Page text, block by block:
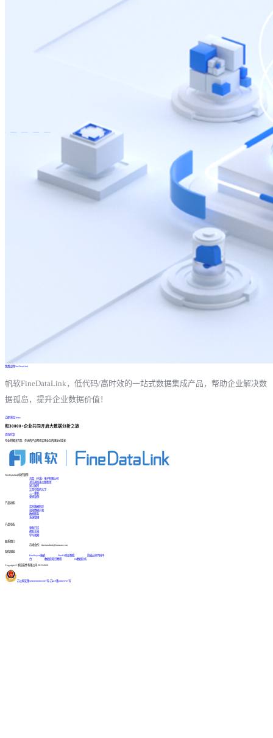
免费试用FineDataLink
帆软FineDataLink，低代码/高时效的一站式数据集成产品，帮助企业解决数
据孤岛，提升企业数据价值！
立即体验Demo
和30000+企业共同开启大数据分析之旅
咨询方案
专业的解决方案、先进的产品帮您实现业务的爆发式增长
FineDataLink标杆案例
台晶（宁波）电子有限公司
某交通高速公路集团
浙江国贸
江西中医药大学
三一重机
更多案例
产品功能
实时数据同步
高效数据开发
数据服务
系统管理
产品动态
更新日志
帮助文档
学习视频
联系我们
市场合作：finedatalink@fanruan.com
友情链接
FineReport报表
FineBI商业智能
简道云零代码平
台
数据库知识教程 BI数据分析
Copyright © 帆软软件有限公司 2015-2026
苏公网安备32020502001567号| 苏ICP备18065767号